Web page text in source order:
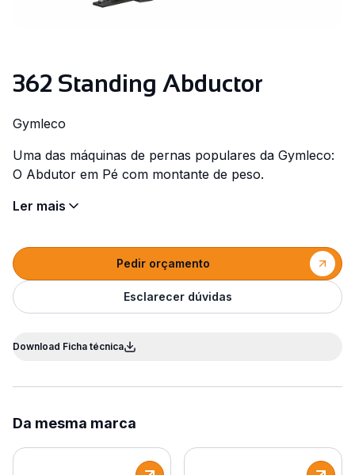
362 Standing Abductor
Gymleco
Uma das máquinas de pernas populares da Gymleco:
O Abdutor em Pé com montante de peso.
Ler mais
Pedir orçamento
Esclarecer dúvidas
Download Ficha técnica
Da mesma marca